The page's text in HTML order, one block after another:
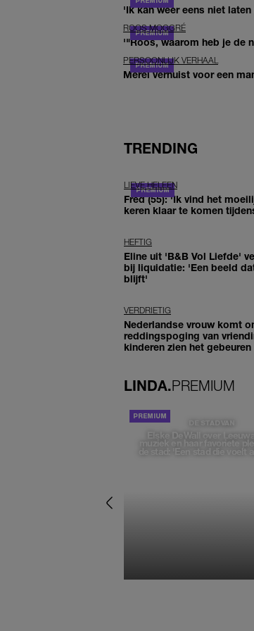
'Ik kan weer eens niet
ROOS MOGGRÉ
'"Roos, waarom heb je de
PERSOONLIJK VERHAAL
Merel verhuist voor een
TRENDING
LIEVE HELEEN
Fred (55): 'Ik vind het
keren klaar te komen
HEFTIG
Eline uit 'B&B Vol Liefde'
bij liquidatie: 'Een beeld
blijft'
VERDRIETIG
Nederlandse vrouw komt
reddingspoging van
kinderen zien het gebeuren
LINDA.PREMIUM
DE STAD VAN
Elske DeWall over
muziek en haar favoriete
de stad: 'Een stad die voelt